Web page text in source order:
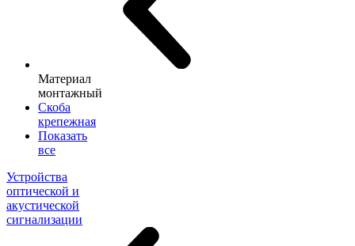
Материал
монтажный
Скоба
крепежная
Показать
все
Устройства
оптической и
акустической
сигнализации